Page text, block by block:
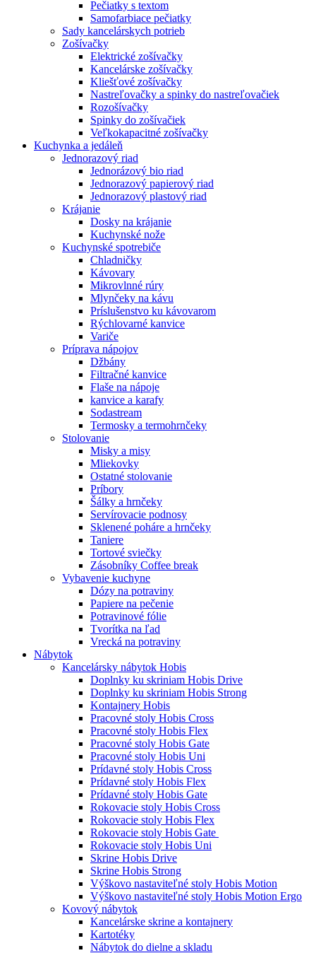
Pečiatky s textom
Samofarbiace pečiatky
Sady kancelárskych potrieb
Zošívačky
Elektrické zošívačky
Kancelárske zošívačky
Kliešťové zošívačky
Nastreľovačky a spinky do nastreľovačiek
Rozošívačky
Spinky do zošívačiek
Veľkokapacitné zošívačky
Kuchynka a jedáleň
Jednorazový riad
Jednorázový bio riad
Jednorazový papierový riad
Jednorazový plastový riad
Krájanie
Dosky na krájanie
Kuchynské nože
Kuchynské spotrebiče
Chladničky
Kávovary
Mikrovlnné rúry
Mlynčeky na kávu
Príslušenstvo ku kávovarom
Rýchlovarné kanvice
Variče
Príprava nápojov
Džbány
Filtračné kanvice
Flaše na nápoje
kanvice a karafy
Sodastream
Termosky a termohrnčeky
Stolovanie
Misky a misy
Mliekovky
Ostatné stolovanie
Príbory
Šálky a hrnčeky
Servírovacie podnosy
Sklenené poháre a hrnčeky
Taniere
Tortové sviečky
Zásobníky Coffee break
Vybavenie kuchyne
Dózy na potraviny
Papiere na pečenie
Potravinové fólie
Tvorítka na ľad
Vrecká na potraviny
Nábytok
Kancelársky nábytok Hobis
Doplnky ku skriniam Hobis Drive
Doplnky ku skriniam Hobis Strong
Kontajnery Hobis
Pracovné stoly Hobis Cross
Pracovné stoly Hobis Flex
Pracovné stoly Hobis Gate
Pracovné stoly Hobis Uni
Prídavné stoly Hobis Cross
Prídavné stoly Hobis Flex
Prídavné stoly Hobis Gate
Rokovacie stoly Hobis Cross
Rokovacie stoly Hobis Flex
Rokovacie stoly Hobis Gate
Rokovacie stoly Hobis Uni
Skrine Hobis Drive
Skrine Hobis Strong
Výškovo nastaviteľné stoly Hobis Motion
Výškovo nastaviteľné stoly Hobis Motion Ergo
Kovový nábytok
Kancelárske skrine a kontajnery
Kartotéky
Nábytok do dielne a skladu